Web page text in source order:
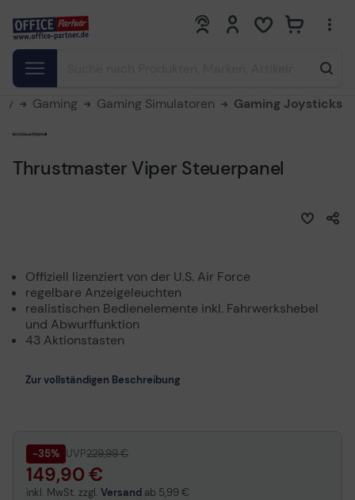
0 0
Gaming Gaming Simulatoren Gaming Joysticks
Thrustmaster Viper Steuerpanel
Offiziell lizenziert von der U.S. Air Force
regelbare Anzeigeleuchten
realistischen Bedienelemente inkl. Fahrwerkshebel
und Abwurffunktion
43 Aktionstasten
Zur vollständigen Beschreibung
-35% UVP229,99 €
149,90 €
inkl. MwSt. zzgl. Versand ab 5,99 €